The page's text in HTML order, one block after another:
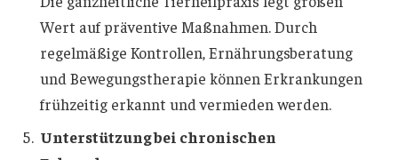
Wert auf präventive Maßnahmen. Durch
regelmäßige Kontrollen, Ernährungsberatung
und Bewegungstherapie können Erkrankungen
frühzeitig erkannt und vermieden werden.
Unterstützung bei chronischen